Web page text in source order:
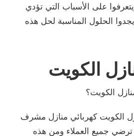
ويتعرفوا على الأسباب التي تؤدي
الحلول المناسبة لحل هذه
الكويت
الكويت؟
الكويت كهربائي منازل مشرف
ترضي جميع العملاء ومن هذه